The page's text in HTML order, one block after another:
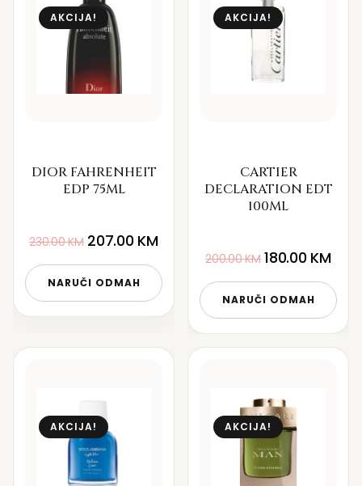
AKCIJA!
DIOR FAHRENHEIT
EDP 75ML
230.00KM 207.00 KM
NARUČI ODMAH
AKCIJA!
CARTIER
DECLARATION EDT
100ML
200.00KM 180.00 KM
NARUČI ODMAH
AKCIJA! AKCIJA!